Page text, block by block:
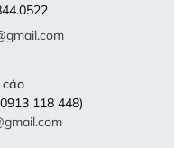
cáo
118 448)